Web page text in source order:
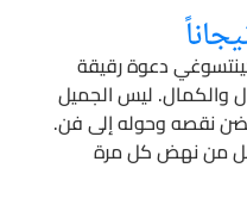
دعوة رقيقة
والكمال. ليس الجميل
نقصه وحوله إلى فن.
من نهض كل مرة